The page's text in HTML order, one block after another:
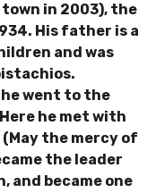
in 2003), the
His father is a
and was
he went to the
he met with
the mercy of
the leader
and became one